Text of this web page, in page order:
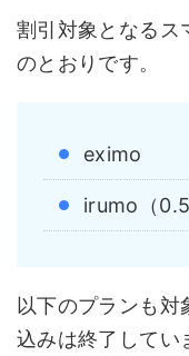
割引対象となるス
のとおりです。
eximo
irumo（
以下のプランも対
込みは終了してい